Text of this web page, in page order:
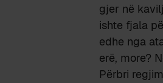
gjer në
ishte fjala
edhe nga
erë, more?
Përbri